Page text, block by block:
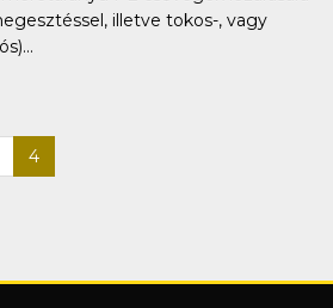
illetve tokos-, vagy
4